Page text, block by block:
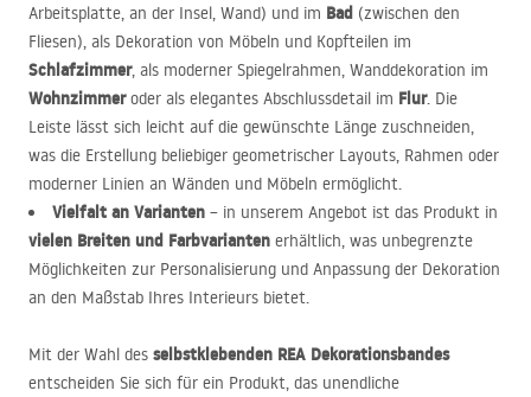
Arbeitsplatte, an der Insel, Wand) und im Bad (zwischen den
Fliesen), als Dekoration von Möbeln und Kopfteilen im
Schlafzimmer, als moderner Spiegelrahmen, Wanddekoration im
Wohnzimmeroder als elegantes Abschlussdetail im Flur. Die
Leiste lässt sich leicht auf die gewünschte Länge zuschneiden,
was die Erstellung beliebiger geometrischer Layouts, Rahmen oder
moderner Linien an Wänden und Möbeln ermöglicht.
Vielfalt an Varianten – in unserem Angebot ist das Produkt in
vielen Breiten und Farbvarianten erhältlich, was unbegrenzte
Möglichkeiten zur Personalisierung und Anpassung der Dekoration
an den Maßstab Ihres Interieurs bietet.
Mit der Wahl des selbstklebenden REA Dekorationsbandes
entscheiden Sie sich für ein Produkt, das unendliche